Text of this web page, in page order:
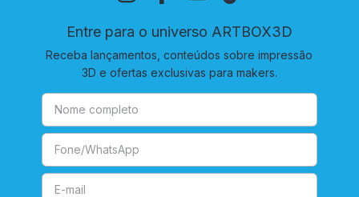
Entre para o universo ARTBOX3D
Receba lançamentos, conteúdos sobre impressão
3D e ofertas exclusivas para makers.